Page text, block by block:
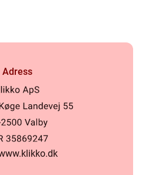
Adress